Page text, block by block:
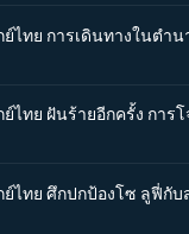
ย์ไทย การเดินทางในต
ไทย ฝันร้ายอีกครั้ง กา
ย์ไทย ศึกปกป้องโซ ลูฟี่กั